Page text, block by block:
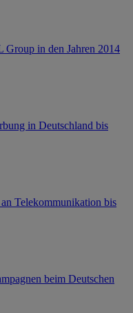
in den Jahren 2014
in Deutschland bis
Telekommunikation bis
beim Deutschen